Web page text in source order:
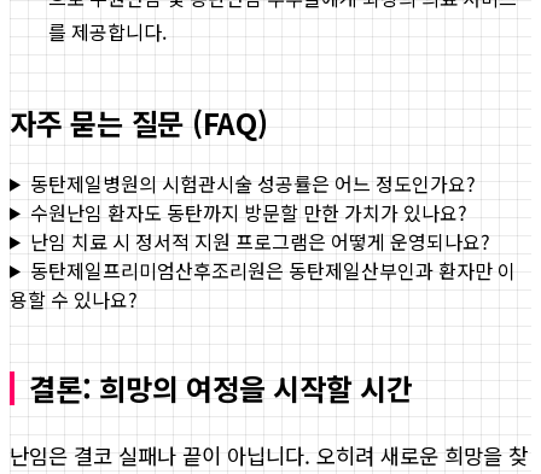
를 제공합니다.
자주 묻는 질문 (FAQ)
동탄제일병원의 시험관시술 성공률은 어느 정도인가요?
수원난임 환자도 동탄까지 방문할 만한 가치가 있나요?
난임 치료 시 정서적 지원 프로그램은 어떻게 운영되나요?
동탄제일프리미엄산후조리원은 동탄제일산부인과 환자만 이
용할 수 있나요?
결론: 희망의 여정을 시작할 시간
난임은 결코 실패나 끝이 아닙니다. 오히려 새로운 희망을 찾